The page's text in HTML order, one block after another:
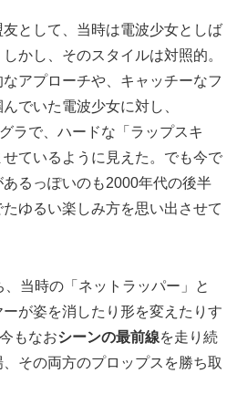
として、当時は電波少女としば
かし、そのスタイルは対照的。
アプローチや、キャッチーなフ
でいた電波少女に対し、
ラで、ハードな「ラップスキ
ているように見えた。でも今で
るっぽいのも2000年代の後半
ゆるい楽しみ方を思い出させて
当時の「ネットラッパー」と
が姿を消したり形を変えたりす
もなおシーンの最前線を走り続
その両方のプロップスを勝ち取